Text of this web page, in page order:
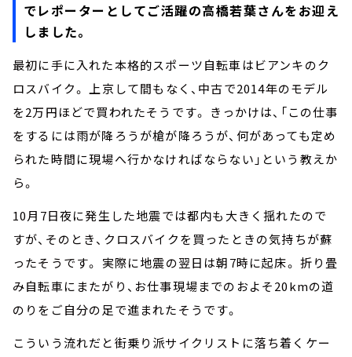
でレポーターとしてご活躍の高橋若葉さんをお迎え
しました。
最初に手に入れた本格的スポーツ自転車はビアンキのク
ロスバイク。 上京して間もなく、中古で2014年のモデル
を2万円ほどで買われたそうです。 きっかけは、「この仕事
をするには雨が降ろうが槍が降ろうが、何があっても定め
られた時間に現場へ行かなければならない」という教えか
ら。
10月7日夜に発生した地震では都内も大きく揺れたので
すが、そのとき、クロスバイクを買ったときの気持ちが蘇
ったそうです。 実際に地震の翌日は朝7時に起床。 折り畳
み自転車にまたがり、お仕事現場までのおよそ20kmの道
のりをご自分の足で進まれたそうです。
こういう流れだと街乗り派サイクリストに落ち着くケー